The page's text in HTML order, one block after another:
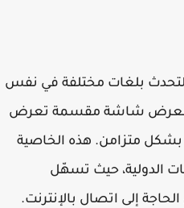
بلغات مختلفة في نفس
بعرض شاشة مقسمة تعرض
متزامن. هذه الخاصية
الدولية، حيث تسهّل
إلى اتصال بالإنترنت.